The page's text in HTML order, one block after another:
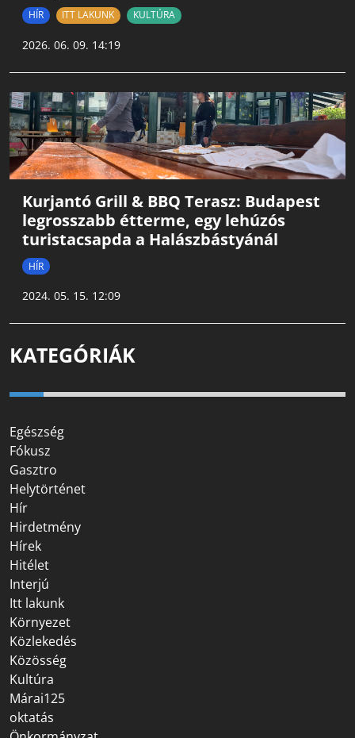
HÍR ITT LAKUNK KULTÚRA
2026. 06. 09. 14:19
Kurjantó Grill & BBQ Terasz: Budapest
legrosszabb étterme, egy lehúzós
turistacsapda a Halászbástyánál
HÍR
2024. 05. 15. 12:09
KATEGÓRIÁK
Egészség
Fókusz
Gasztro
Helytörténet
Hír
Hirdetmény
Hírek
Hitélet
Interjú
Itt lakunk
Környezet
Közlekedés
Közösség
Kultúra
Márai125
oktatás